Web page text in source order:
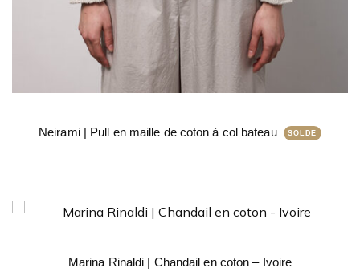
Neirami | Pull en maille de coton à col bateau
Marina Rinaldi | Chandail en coton – Ivoire